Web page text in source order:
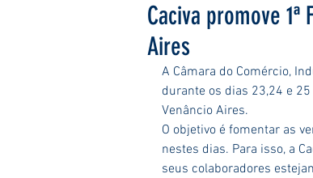
Caciva promove
Aires
A Câmara do Comércio,
durante os dias 23,24 e
Venâncio Aires.
O objetivo é fomentar as
nestes dias. Para isso, a
seus colaboradores